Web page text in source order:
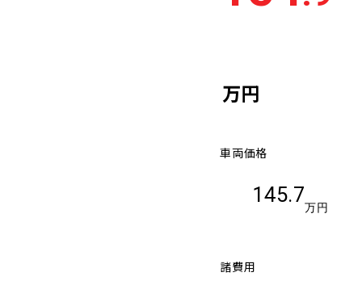
万円
車両価格
145.7
万円
諸費用